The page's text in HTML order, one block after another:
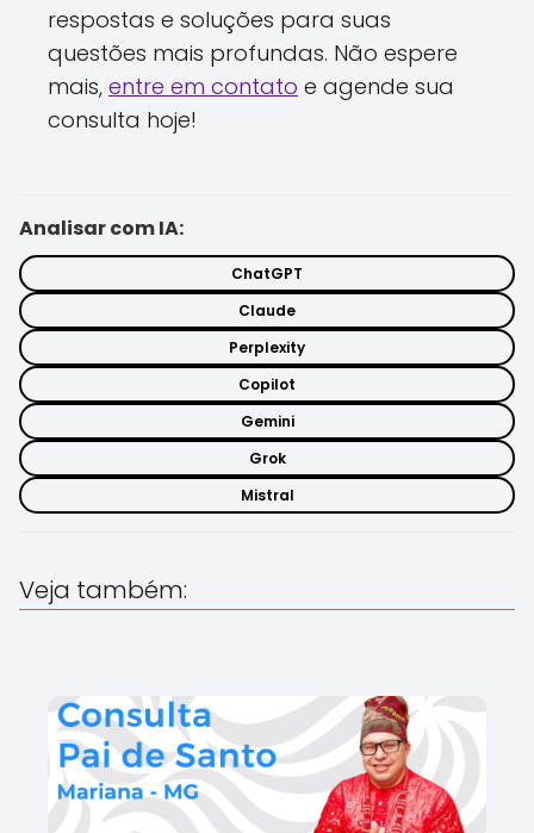
respostas e soluções para suas
questões mais profundas. Não espere
mais, entre em contato e agende sua
consulta hoje!
Analisar com IA:
ChatGPT
Claude
Perplexity
Copilot
Gemini
Grok
Mistral
Veja também: